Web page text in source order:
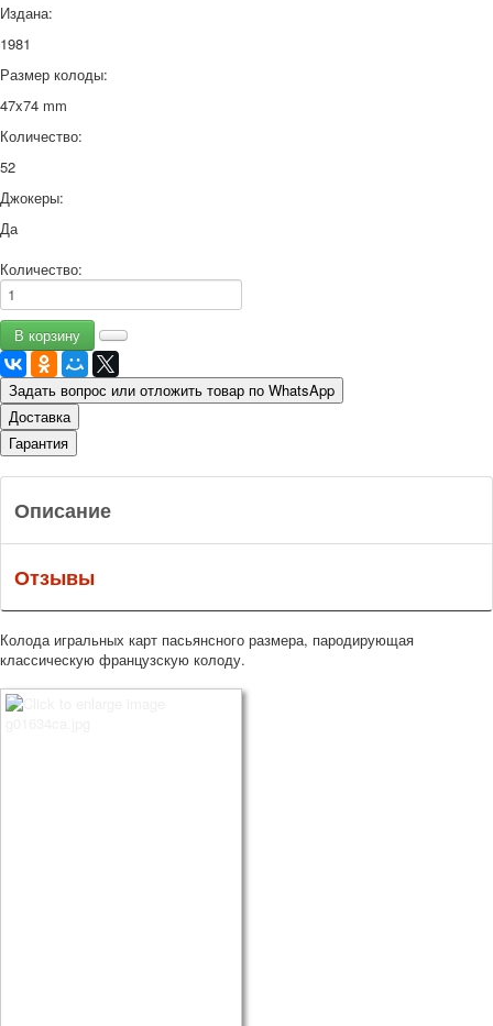
Издана:
1981
Размер колоды:
47x74 mm
Количество:
52
Джокеры:
Да
Количество:
Задать вопрос или отложить товар по WhatsApp
Доставка
Гарантия
Описание
Отзывы
Колода игральных карт пасьянсного размера, пародирующая
классическую французскую колоду.